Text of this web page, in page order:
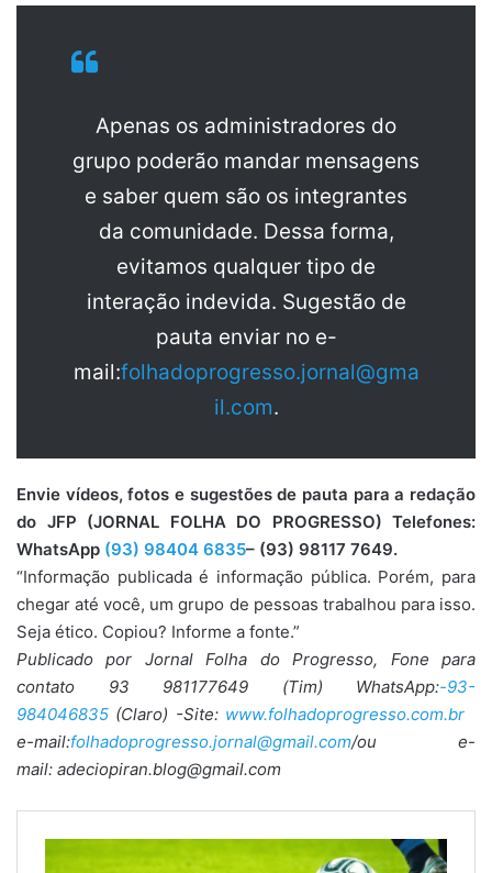
Apenas os administradores do
grupo poderão mandar mensagens
e saber quem são os integrantes
da comunidade. Dessa forma,
evitamos qualquer tipo de
interação indevida. Sugestão de
pauta enviar no e-
mail:folhadoprogresso.jornal@gma
il.com.
Envie vídeos, fotos e sugestões de pauta para a redação
do JFP (JORNAL FOLHA DO PROGRESSO) Telefones:
WhatsApp (93) 98404 6835– (93) 98117 7649.
“Informação publicada é informação pública. Porém, para
chegar até você, um grupo de pessoas trabalhou para isso.
Seja ético. Copiou? Informe a fonte.”
Publicado por Jornal Folha do Progresso, Fone para
contato 93 981177649 (Tim) WhatsApp:-93-
984046835 (Claro) -Site: www.folhadoprogresso.com.br
e-mail:folhadoprogresso.jornal@gmail.com/ou e-
mail: adeciopiran.blog@gmail.com